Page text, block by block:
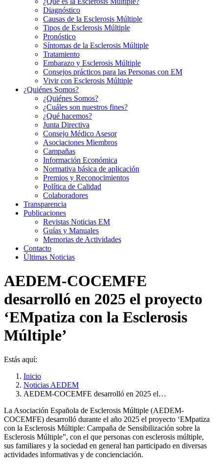
Diagnóstico
Causas de la Esclerosis Múltiple
Tipos de Esclerosis Múltiple
Pronóstico
Síntomas de la Esclerosis Múltiple
Tratamiento
Embarazo y Esclerosis Múltiple
Consejos prácticos para las Personas con EM
Vivir con Esclerosis Múltiple
¿Quiénes Somos?
¿Quiénes Somos?
¿Cuáles son nuestros fines?
¿Qué hacemos?
Junta Directiva
Consejo Médico Asesor
Asociaciones Miembros
Campañas
Información Económica
Normativa básica de aplicación
Premios y Reconocimientos
Política de Calidad
Colaboradores
Transparencia
Publicaciones
Revistas Noticias EM
Guías y Manuales
Memorias de Actividades
Contacto
Últimas Noticias
AEDEM-COCEMFE
desarrolló en 2025 el proyecto
‘EMpatiza con la Esclerosis
Múltiple’
Estás aquí:
Inicio
Noticias AEDEM
AEDEM-COCEMFE desarrolló en 2025 el…
La Asociación Española de Esclerosis Múltiple (AEDEM-
COCEMFE) desarrolló durante el año 2025 el proyecto ‘EMpatiza
con la Esclerosis Múltiple: Campaña de Sensibilización sobre la
Esclerosis Múltiple”, con el que personas con esclerosis múltiple,
sus familiares y la sociedad en general han participado en diversas
actividades informativas y de concienciación.